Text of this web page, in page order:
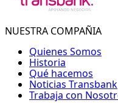
NUESTRA COMPAÑIA
Quienes Somos
Historia
Qué hacemos
Noticias Transbank
Trabaja con